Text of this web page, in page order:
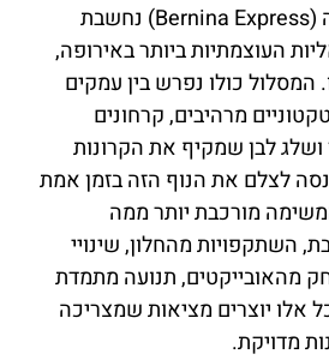
נסיעה ברכבת ברנינה (Bernina Express) נחשבת
העוצמתיות ביותר באירופה,
המסלול כולו נפרש בין עמקים
מרהיבים, קרחונים
ושלג לבן שמקיף את הקרונות
לצלם את הנוף הזה בזמן אמת
מורכבת יותר ממה
השתקפויות מהחלון, שינויי
מהאובייקטים, תנועה מתמדת
אלו יוצרים מציאות שמצריכה
מדויקת.